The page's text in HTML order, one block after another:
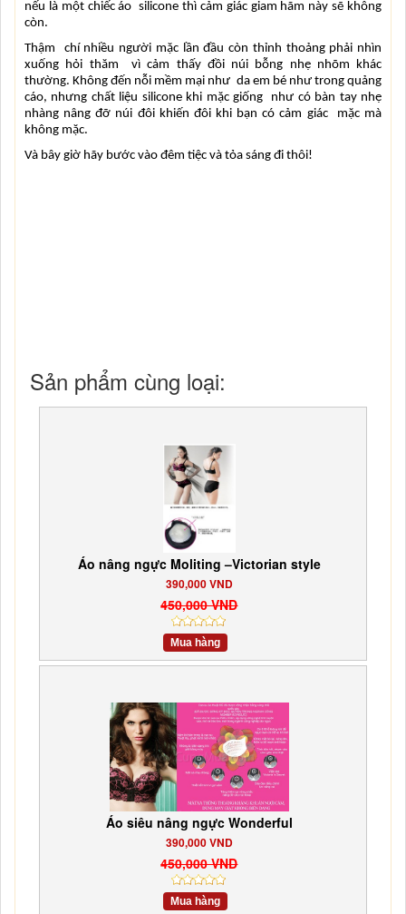
nếu là một chiếc áo  silicone thì cảm giác giam hãm này sẽ không
còn.
Thậm  chí nhiều người mặc lần đầu còn thỉnh thoảng phải nhìn
xuống hỏi thăm  vì cảm thấy đồi núi bỗng nhẹ nhõm khác
thường. Không đến nỗi mềm mại như  da em bé như trong quảng
cáo, nhưng chất liệu silicone khi mặc giống  như có bàn tay nhẹ
nhàng nâng đỡ núi đôi khiến đôi khi bạn có cảm giác  mặc mà
không mặc.
Và bây giờ hãy bước vào đêm tiệc và tỏa sáng đi thôi!
Sản phẩm cùng loại:
Áo nâng ngực Moliting –Victorian style
390,000 VND
450,000 VND
Mua hàng
Áo siêu nâng ngực Wonderful
390,000 VND
450,000 VND
Mua hàng